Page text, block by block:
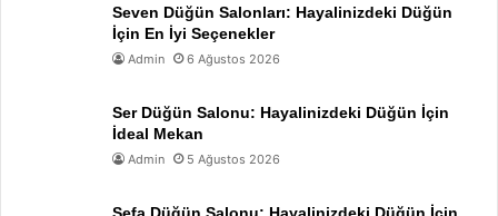
Seven Düğün Salonları: Hayalinizdeki Düğün
İçin En İyi Seçenekler
Admin 6 Ağustos 2026
Ser Düğün Salonu: Hayalinizdeki Düğün İçin
İdeal Mekan
Admin 5 Ağustos 2026